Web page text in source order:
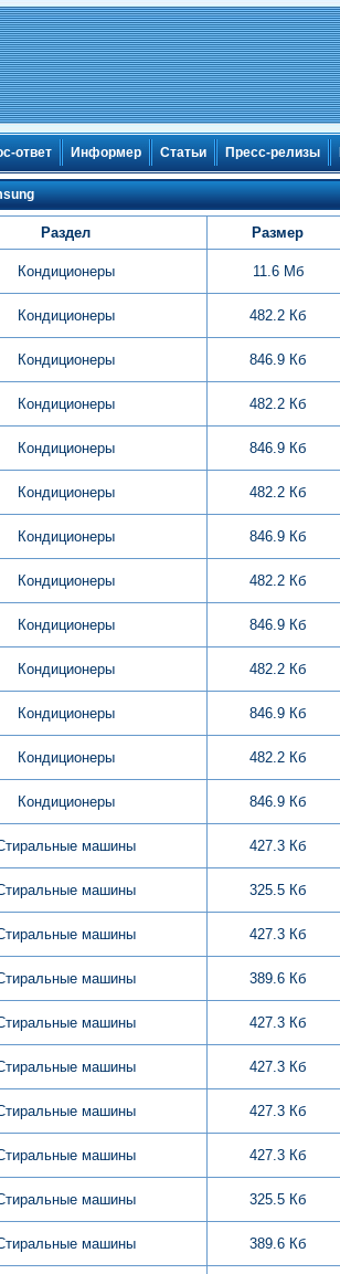
ответ Информер Статьи Пресс-релизы
Раздел Размер
Кондиционеры 11.6 Мб
Кондиционеры 482.2 Кб
Кондиционеры 846.9 Кб
Кондиционеры 482.2 Кб
Кондиционеры 846.9 Кб
Кондиционеры 482.2 Кб
Кондиционеры 846.9 Кб
Кондиционеры 482.2 Кб
Кондиционеры 846.9 Кб
Кондиционеры 482.2 Кб
Кондиционеры 846.9 Кб
Кондиционеры 482.2 Кб
Кондиционеры 846.9 Кб
машины 427.3 Кб
машины 325.5 Кб
машины 427.3 Кб
машины 389.6 Кб
машины 427.3 Кб
машины 427.3 Кб
машины 427.3 Кб
машины 427.3 Кб
машины 325.5 Кб
машины 389.6 Кб